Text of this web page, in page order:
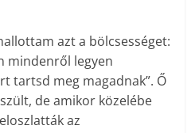
azt a bölcsességet:
mindenről legyen
tartsd meg magadnak”. Ő
de amikor közelébe
az